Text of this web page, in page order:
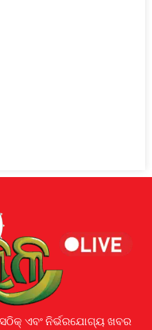
ଏବଂ ନିର୍ଭରଯୋଗ୍ୟ ଖବର